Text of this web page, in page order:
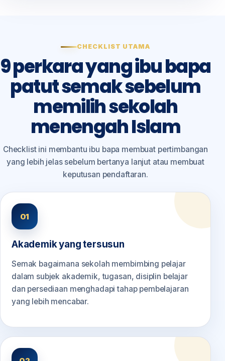
CHECKLIST UTAMA
9 perkara yang ibu bapa
patut semak sebelum
memilih sekolah
menengah Islam
Checklist ini membantu ibu bapa membuat pertimbangan
yang lebih jelas sebelum bertanya lanjut atau membuat
keputusan pendaftaran.
01
Akademik yang tersusun
Semak bagaimana sekolah membimbing pelajar
dalam subjek akademik, tugasan, disiplin belajar
dan persediaan menghadapi tahap pembelajaran
yang lebih mencabar.